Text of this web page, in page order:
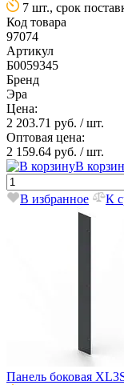
7 шт., срок
Код товара
97074
Артикул
Б0059345
Бренд
Эра
Цена:
2 203.71 руб. / шт.
Оптовая цена:
2 159.64 руб. / шт.
В
В избранное К
Панель боковая